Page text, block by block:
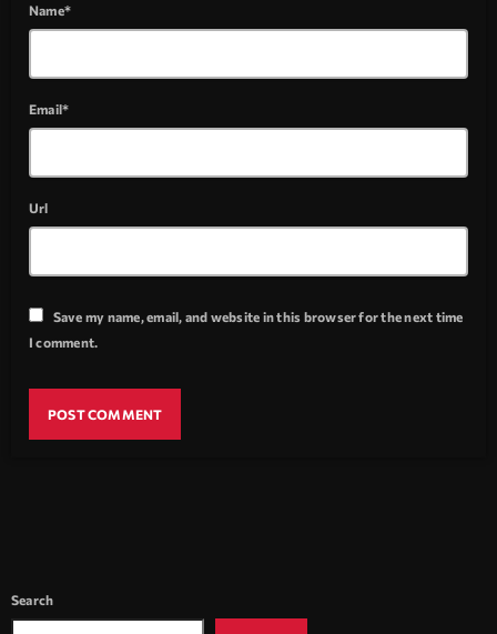
Name*
Email*
Url
Save my name, email, and website in this browser for the next time
I comment.
Search